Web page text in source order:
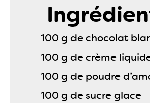
100 g de chocolat
100 g de crème
100 g de poudre
100 g de sucre glace